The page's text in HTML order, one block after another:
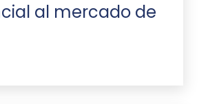
al mercado de